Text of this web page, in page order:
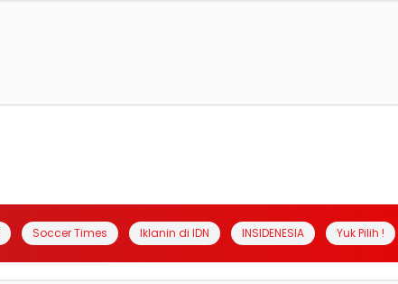
Soccer Times Iklanin di IDN INSIDENESIA Yuk Pilih !